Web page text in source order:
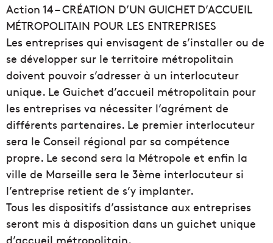
Action 14 – CRÉATION D’UN GUICHET D’ACCUEIL
MÉTROPOLITAIN POUR LES ENTREPRISES
Les entreprises qui envisagent de s’installer ou de
se développer sur le territoire métropolitain
doivent pouvoir s’adresser à un interlocuteur
unique. Le Guichet d’accueil métropolitain pour
les entreprises va nécessiter l’agrément de
différents partenaires. Le premier interlocuteur
sera le Conseil régional par sa compétence
propre. Le second sera la Métropole et enfin la
ville de Marseille sera le 3ème interlocuteur si
l’entreprise retient de s’y implanter.
Tous les dispositifs d’assistance aux entreprises
seront mis à disposition dans un guichet unique
d’accueil métropolitain.